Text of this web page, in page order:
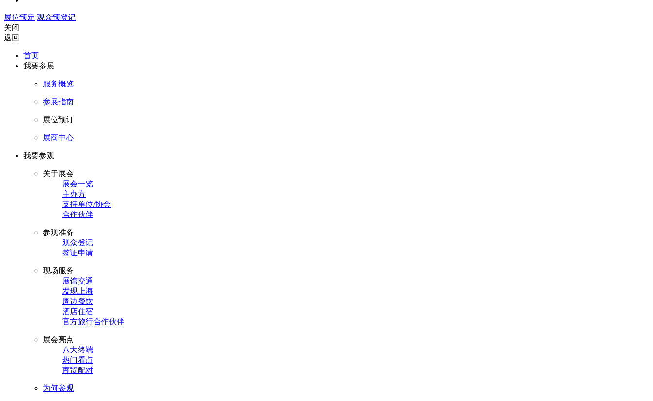
展位预定 观众预登记
关闭
返回
首页
我要参展
服务概览
参展指南
展位预订
展商中心
我要参观
关于展会
展会一览
主办方
支持单位/协会
合作伙伴
参观准备
观众登记
签证申请
现场服务
展馆交通
发现上海
周边餐饮
酒店住宿
官方旅行合作伙伴
展会亮点
八大终端
热门看点
商贸配对
为何参观